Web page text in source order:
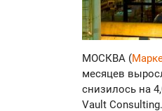
МОСКВА (
месяцев
снизилось на
Vault Consulting.